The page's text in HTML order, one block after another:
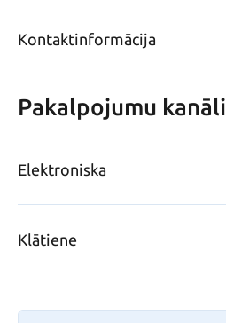
Kontaktinformācija
Pakalpojumu kanāli
Elektroniska
Klātiene